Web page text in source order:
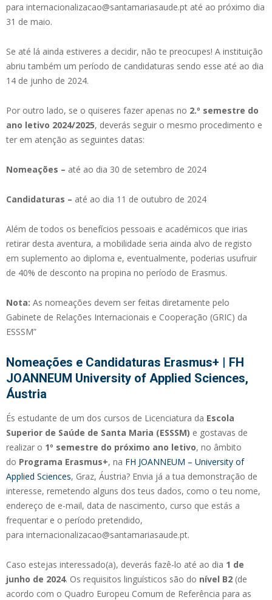
para internacionalizacao@santamariasaude.pt até ao próximo dia
31 de maio.
Se até lá ainda estiveres a decidir, não te preocupes! A instituição
abriu também um período de candidaturas sendo esse até ao dia
14 de junho de 2024.
Por outro lado, se o quiseres fazer apenas no 2.º semestre do
ano letivo 2024/2025, deverás seguir o mesmo procedimento e
ter em atenção as seguintes datas:
Nomeações – até ao dia 30 de setembro de 2024
Candidaturas – até ao dia 11 de outubro de 2024
Além de todos os benefícios pessoais e académicos que irias
retirar desta aventura, a mobilidade seria ainda alvo de registo
em suplemento ao diploma e, eventualmente, poderias usufruir
de 40% de desconto na propina no período de Erasmus.
Nota: As nomeações devem ser feitas diretamente pelo
Gabinete de Relações Internacionais e Cooperação (GRIC) da
ESSSM”
Nomeações e Candidaturas Erasmus+ | FH
JOANNEUM University of Applied Sciences,
Áustria
És estudante de um dos cursos de Licenciatura da Escola
Superior de Saúde de Santa Maria (ESSSM) e gostavas de
realizar o 1º semestre do próximo ano letivo, no âmbito
do Programa Erasmus+, na FH JOANNEUM – University of
Applied Sciences, Graz, Áustria? Envia já a tua demonstração de
interesse, remetendo alguns dos teus dados, como o teu nome,
endereço de e-mail, data de nascimento, curso que estás a
frequentar e o período pretendido,
para internacionalizacao@santamariasaude.pt.
Caso estejas interessado(a), deverás fazê-lo até ao dia 1 de
junho de 2024. Os requisitos linguísticos são do nível B2 (de
acordo com o Quadro Europeu Comum de Referência para as